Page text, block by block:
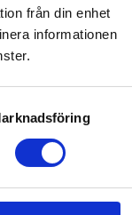
från din enhet
informationen